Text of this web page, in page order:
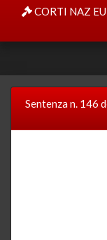
CORTI NAZ
Sentenza n. 146